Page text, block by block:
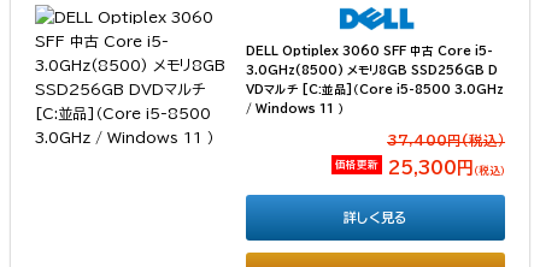
DELL Optiplex 3060 SFF 中古 Core i5-
3.0GHz(8500) メモリ8GB SSD256GB D
VDマルチ [C:並品]（Core i5-8500 3.0GHz
/ Windows 11 ）
37,400円(税込）
価格更新 25,300円 （税込）
詳しく見る